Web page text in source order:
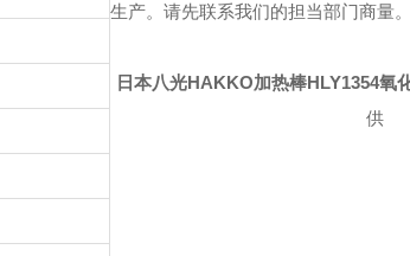
生产。请先联系我们的担当部门商量。
日本八光HAKKO加热棒HLY1354氧
供